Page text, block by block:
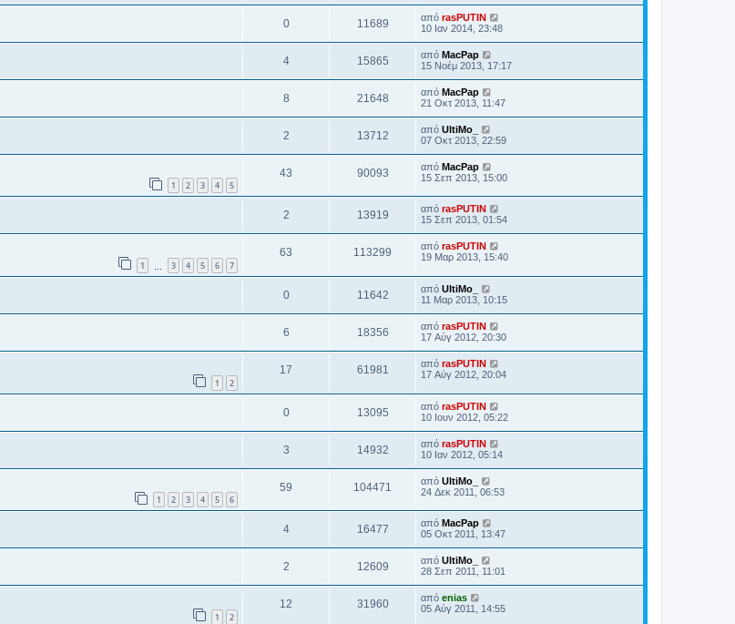
0 11689 από rasPUTIN
10 Ιαν 2014, 23:48
4 15865 από MacPap
15 Νοέμ 2013, 17:17
8 21648 από MacPap
21 Οκτ 2013, 11:47
2 13712 από UltiMo_
07 Οκτ 2013, 22:59
1 2 3 4 5
43 90093 από MacPap
15 Σεπ 2013, 15:00
2 13919 από rasPUTIN
15 Σεπ 2013, 01:54
1 3 4 5 6 7
63 113299 από rasPUTIN
19 Μαρ 2013, 15:40
0 11642 από UltiMo_
11 Μαρ 2013, 10:15
6 18356 από rasPUTIN
17 Αύγ 2012, 20:30
1 2
17 61981 από rasPUTIN
17 Αύγ 2012, 20:04
0 13095 από rasPUTIN
10 Ιουν 2012, 05:22
3 14932 από rasPUTIN
10 Ιαν 2012, 05:14
1 2 3 4 5 6
59 104471 από UltiMo_
24 Δεκ 2011, 06:53
4 16477 από MacPap
05 Οκτ 2011, 13:47
2 12609 από UltiMo_
28 Σεπ 2011, 11:01
1 2
12 31960 από enias
05 Αύγ 2011, 14:55